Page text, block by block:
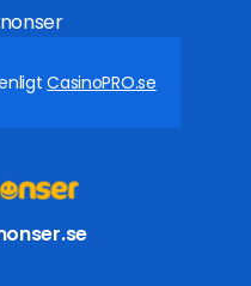
CasinoPRO.se